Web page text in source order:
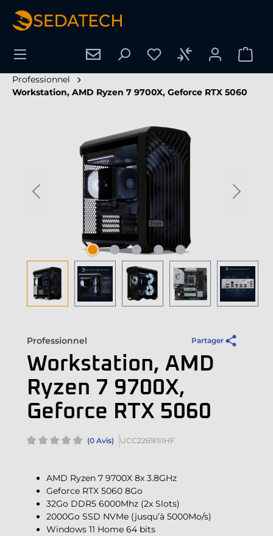
principal
Professionnel
Workstation, AMD Ryzen 7 9700X, Geforce RTX 5060
Ignorer la galerie d'images
Professionnel Partager
Workstation, AMD
Ryzen 7 9700X,
Geforce RTX 5060
(0 Avis) UCC2269I1I1HF
AMD Ryzen 7 9700X 8x 3.8GHz
Geforce RTX 5060 8Go
32Go DDR5 6000Mhz (2x Slots)
2000Go SSD NVMe (jusqu’à 5000Mo/s)
Windows 11 Home 64 bits